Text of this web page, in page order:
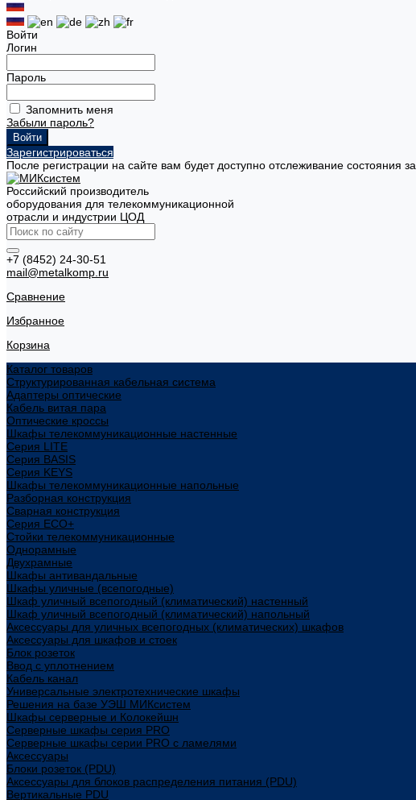
Войти
Логин
Пароль
Запомнить меня
Забыли пароль?
Зарегистрироваться
После регистрации на сайте вам будет доступно отслеживание состояния
Российский производитель
оборудования для телекоммуникационной
отрасли и индустрии ЦОД
+7 (8452) 24-30-51
mail@metalkomp.ru
Сравнение
Избранное
Корзина
Каталог товаров
Структурированная кабельная система
Адаптеры оптические
Кабель витая пара
Оптические кроссы
Шкафы телекоммуникационные настенные
Cерия LITE
Cерия BASIS
Cерия KEYS
Шкафы телекоммуникационные напольные
Разборная конструкция
Сварная конструкция
Серия ECO+
Стойки телекоммуникационные
Однорамные
Двухрамные
Шкафы антивандальные
Шкафы уличные (всепогодные)
Шкаф уличный всепогодный (климатический) настенный
Шкаф уличный всепогодный (климатический) напольный
Аксессуары для уличных всепогодных (климатических) шкафов
Аксессуары для шкафов и стоек
Блок розеток
Ввод с уплотнением
Кабель канал
Универсальные электротехнические шкафы
Решения на базе УЭШ МИКсистем
Шкафы серверные и Колокейшн
Серверные шкафы серия PRO
Серверные шкафы серии PRO с ламелями
Аксессуары
Блоки розеток (PDU)
Аксессуары для блоков распределения питания (PDU)
Вертикальные PDU